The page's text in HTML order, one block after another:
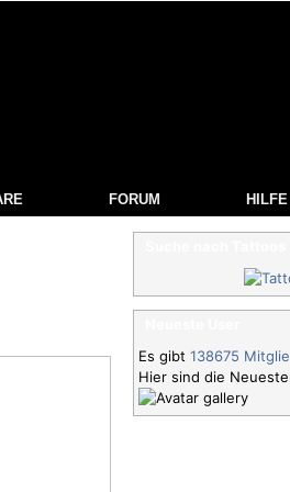
FORUM HILFE
Es gibt 138675
Hier sind die